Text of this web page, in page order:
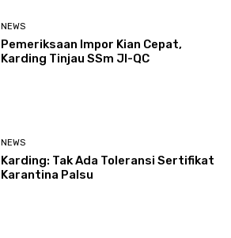
NEWS
Pemeriksaan Impor Kian Cepat,
Karding Tinjau SSm JI-QC
NEWS
Karding: Tak Ada Toleransi Sertifikat
Karantina Palsu